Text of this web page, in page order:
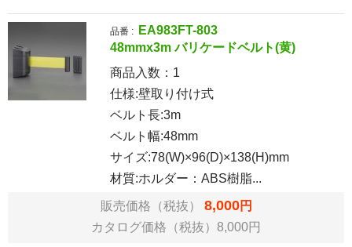
品番 :
EA983FT-803
48mmx3m バリケードベルト(黄)
商品入数： 1
仕様:壁取り付け式
ベルト長:3m
ベルト幅:48mm
サイズ:78(W)×96(D)×138(H)mm
材質:ホルダー：ABS樹脂...
販売価格（税抜） 8,000円
カタログ価格（税抜）8,000円